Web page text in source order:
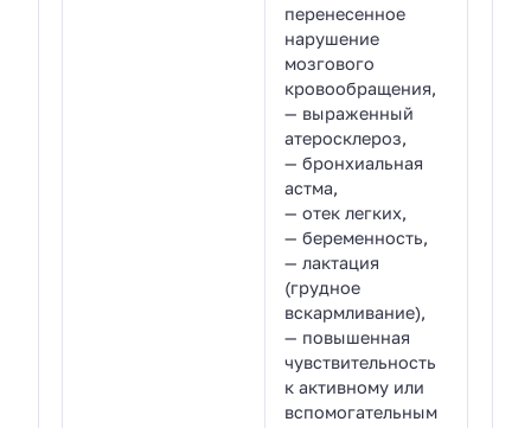
перенесенное
нарушение
мозгового
кровообращения,
— выраженный
атеросклероз,
— бронхиальная
астма,
— отек легких,
— беременность,
— лактация
(грудное
вскармливание),
— повышенная
чувствительность
к активному или
вспомогательным